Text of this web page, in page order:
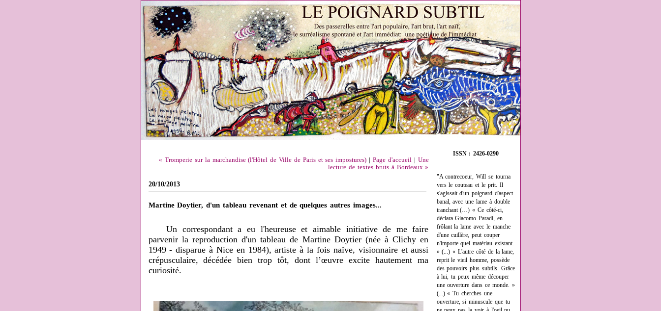
ISSN : 2426-0290
"A contrecoeur, Will se tourna
vers le couteau et le prit. Il
s'agissait d'un poignard d'aspect
banal, avec une lame à double
tranchant (…) « Ce côté-ci,
déclara Giacomo Paradi, en
frôlant la lame avec le manche
d'une cuillère, peut couper
n'importe quel matériau existant.
» (...) « L'autre côté de la lame,
reprit le vieil homme, possède
des pouvoirs plus subtils. Grâce
à lui, tu peux même découper
une ouverture dans ce monde. »
(...) « Tu cherches une
ouverture, si minuscule que tu
« Tromperie sur la marchandise (l'Hôtel de Ville de Paris et ses impostures) Page d'accueil| Une
lecture de textes bruts à Bordeaux »
20/10/2013
Martine Doytier, d'un tableau revenant et de quelques autres images...
Un correspondant a eu l'heureuse et aimable initiative de me faire
parvenir la reproduction d'un tableau de Martine Doytier (née à Clichy en
1949 - disparue à Nice en 1984), artiste à la fois naïve, visionnaire et aussi
crépusculaire, décédée bien trop tôt, dont l’œuvre excite hautement ma
curiosité.